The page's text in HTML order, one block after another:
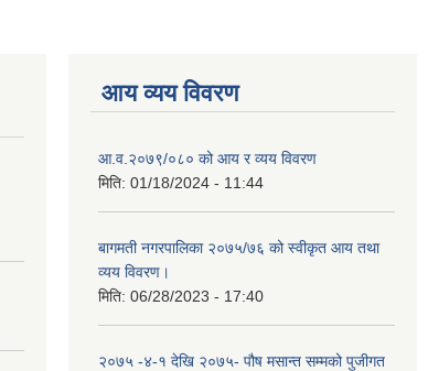
आय व्यय विवरण
आ.व.२०७९/०८० को आय र व्यय विवरण
मिति: 01/18/2024 - 11:44
बागमती नगरपालिका २०७५/७६ को स्वीकृत आय तथा
व्यय विवरण।
मिति: 06/28/2023 - 17:40
२०७५ -४-१ देखि २०७५- पौष मसान्त सम्मको पुजीगत